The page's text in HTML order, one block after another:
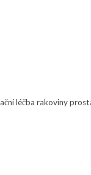
léčba rakoviny